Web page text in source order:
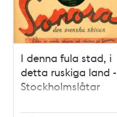
I denna fula stad, i
detta ruskiga land -
Stockholmslåtar